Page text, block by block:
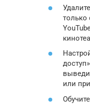
или